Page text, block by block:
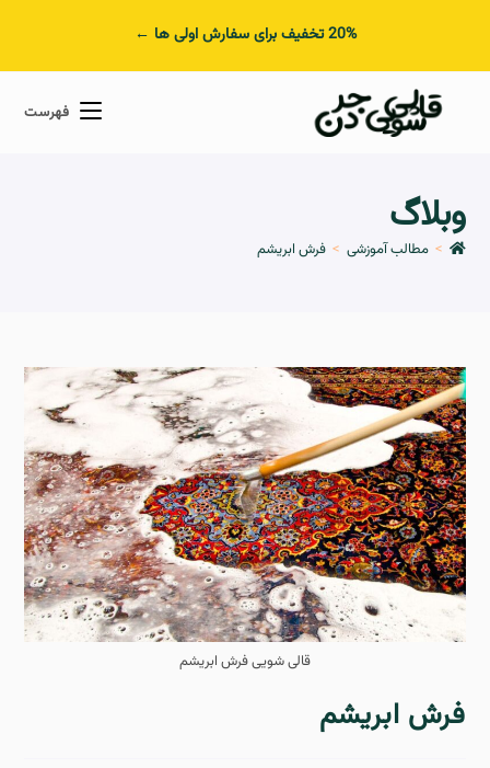
20% تخفیف برای سفارش اولی ها ←
فهرست
وبلاگ
> مطالب آموزشی > فرش ابریشم
قالی شویی فرش ابریشم
فرش ابریشم